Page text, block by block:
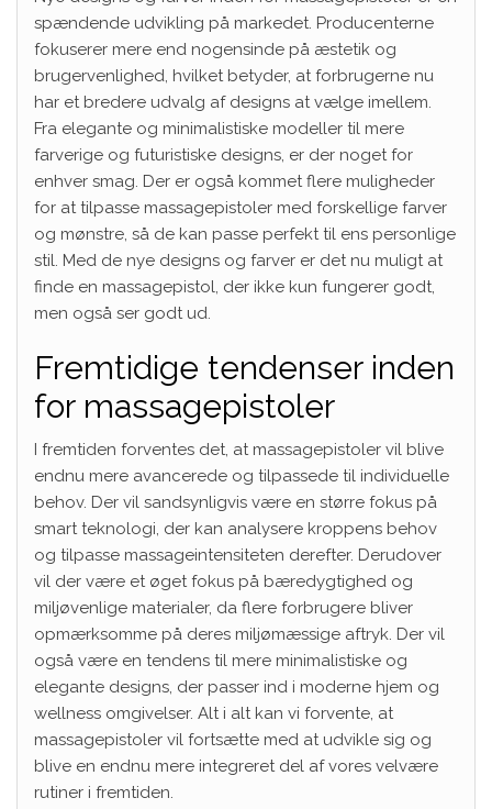
spændende udvikling på markedet. Producenterne
fokuserer mere end nogensinde på æstetik og
brugervenlighed, hvilket betyder, at forbrugerne nu
har et bredere udvalg af designs at vælge imellem.
Fra elegante og minimalistiske modeller til mere
farverige og futuristiske designs, er der noget for
enhver smag. Der er også kommet flere muligheder
for at tilpasse massagepistoler med forskellige farver
og mønstre, så de kan passe perfekt til ens personlige
stil. Med de nye designs og farver er det nu muligt at
finde en massagepistol, der ikke kun fungerer godt,
men også ser godt ud.
Fremtidige tendenser inden
for massagepistoler
I fremtiden forventes det, at massagepistoler vil blive
endnu mere avancerede og tilpassede til individuelle
behov. Der vil sandsynligvis være en større fokus på
smart teknologi, der kan analysere kroppens behov
og tilpasse massageintensiteten derefter. Derudover
vil der være et øget fokus på bæredygtighed og
miljøvenlige materialer, da flere forbrugere bliver
opmærksomme på deres miljømæssige aftryk. Der vil
også være en tendens til mere minimalistiske og
elegante designs, der passer ind i moderne hjem og
wellness omgivelser. Alt i alt kan vi forvente, at
massagepistoler vil fortsætte med at udvikle sig og
blive en endnu mere integreret del af vores velvære
rutiner i fremtiden.